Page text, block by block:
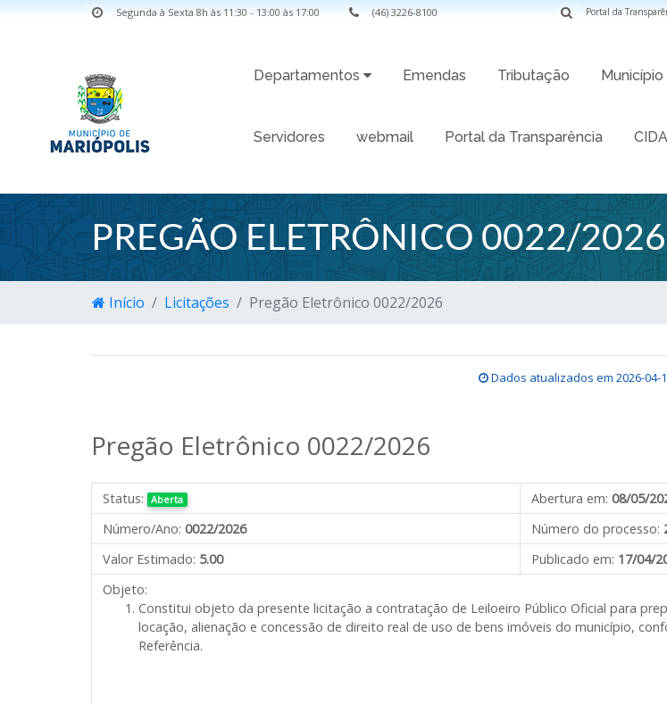
Segunda à Sexta 8h às 11:30 - 13:00 às 17:00 (46) 3226-8100 Portal da
Departamentos Emendas Tributação Município
Servidores webmail Portal da Transparência
PREGÃO ELETRÔNICO 0022/2026
Início Licitações Pregão Eletrônico 0022/2026
Dados atualizados em 2026-04-
Pregão Eletrônico 0022/2026
Status: Aberta Abertura em: 08/05/
Número/Ano: 0022/2026 Número do processo:
Valor Estimado: 5.00 Publicado em: 17/04/
Objeto:
Constitui objeto da presente licitação a contratação de Leiloeiro Público Oficial para
locação, alienação e concessão de direito real de uso de bens imóveis do município,
Referência.